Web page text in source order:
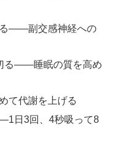
る——副交感神経への
る——睡眠の質を高め
て代謝を上げる
日3回、4秒吸って8